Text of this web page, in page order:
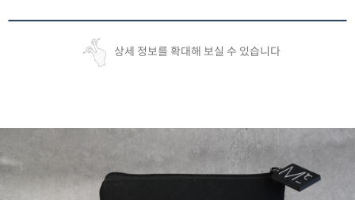
상세 정보를 확대해 보실 수 있습니다